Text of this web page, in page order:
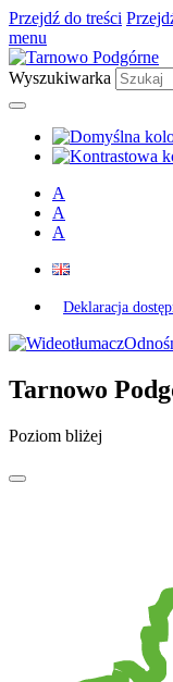
Przejdź do treści
menu
Wyszukiwarka
A
A
A
Deklaracja
Tarnowo
Poziom bliżej